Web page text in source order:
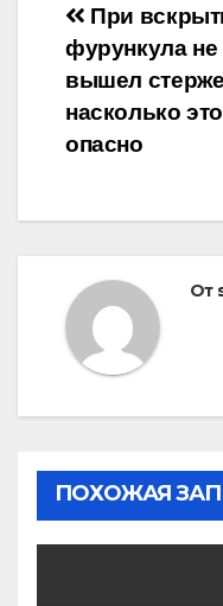
по
записям
При
фурункула не
вышел
насколько это
опасно
От
ПОХОЖАЯ